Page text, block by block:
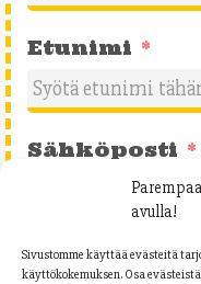
avulla!
Sivustomme käyttää evästeitä
käyttökokemuksen. Osa
Etunimi
Sähköposti